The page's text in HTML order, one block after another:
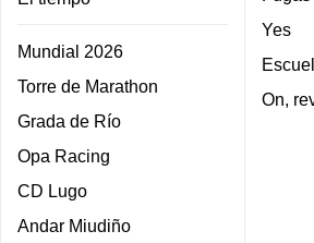
Mundial 2026
Torre de Marathon
Grada de Río
Opa Racing
CD Lugo
Andar Miudiño
Yes
On,